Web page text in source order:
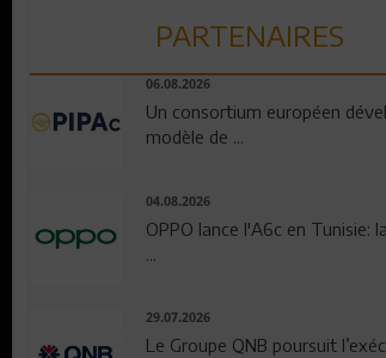
PARTENAIRES
06.08.2026
Un consortium européen
modèle de ...
04.08.2026
OPPO lance l'A6c en Tunisie:
...
29.07.2026
Le Groupe QNB poursuit